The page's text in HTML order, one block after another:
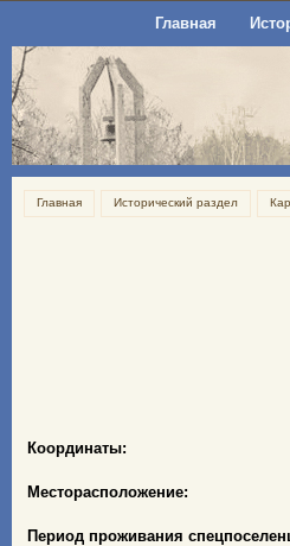
Главная
Главная Исторический раздел
Координаты:
Месторасположение:
Период проживания